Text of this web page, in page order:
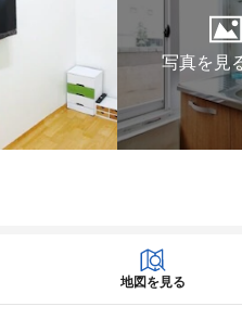
写真を見
地図を見る